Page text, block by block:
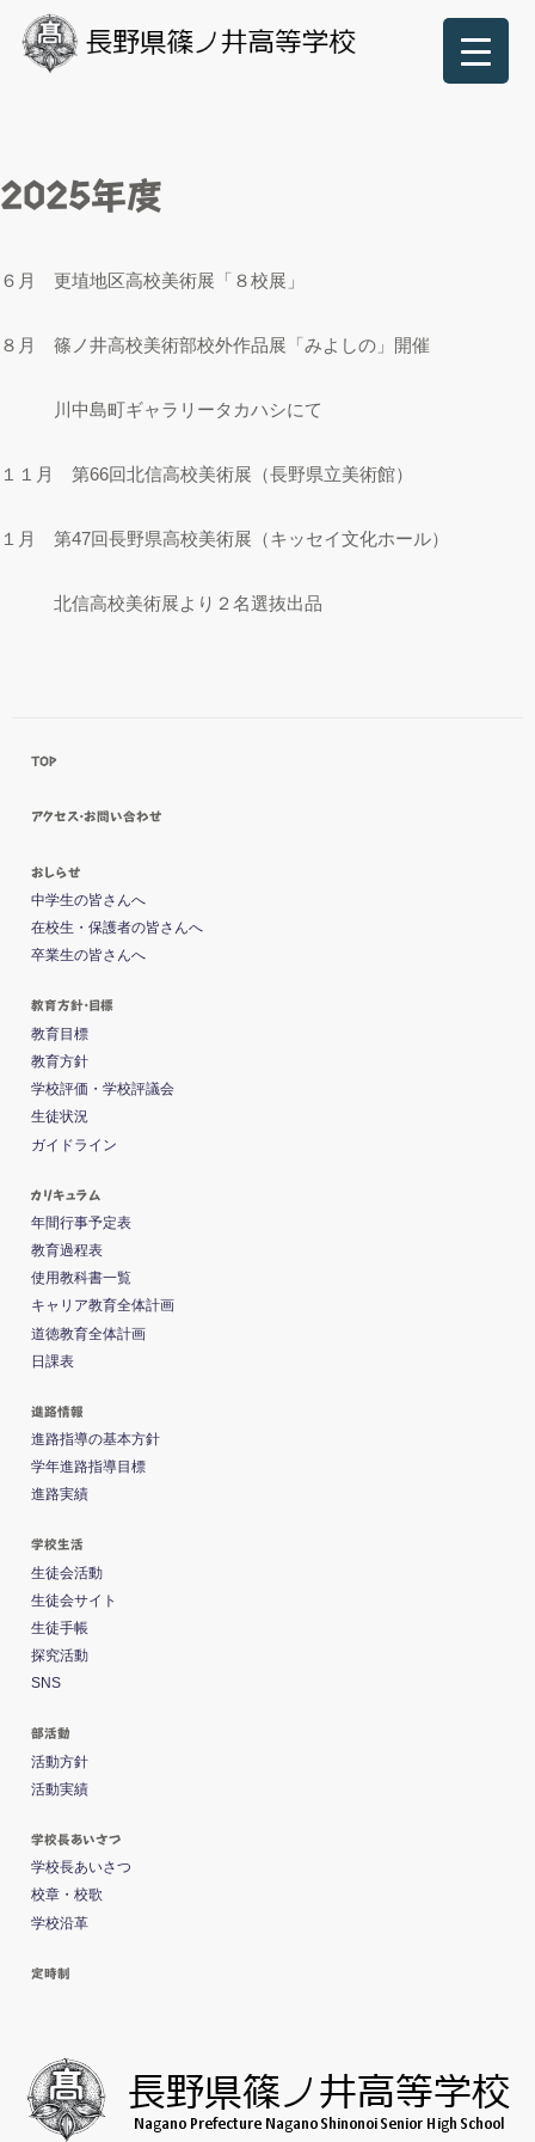
2025年度
６月 更埴地区高校美術展「８校展」
８月 篠ノ井高校美術部校外作品展「みよしの」開催
川中島町ギャラリータカハシにて
１１月 第66回北信高校美術展（長野県立美術館）
１月 第47回長野県高校美術展（キッセイ文化ホール）
北信高校美術展より２名選抜出品
TOP
アクセス・お問い合わせ
おしらせ
中学生の皆さんへ
在校生・保護者の皆さんへ
卒業生の皆さんへ
教育方針・目標
教育目標
教育方針
学校評価・学校評議会
生徒状況
ガイドライン
カリキュラム
年間行事予定表
教育過程表
使用教科書一覧
キャリア教育全体計画
道徳教育全体計画
日課表
進路情報
進路指導の基本方針
学年進路指導目標
進路実績
学校生活
生徒会活動
生徒会サイト
生徒手帳
探究活動
SNS
部活動
活動方針
活動実績
学校長あいさつ
学校長あいさつ
校章・校歌
学校沿革
定時制